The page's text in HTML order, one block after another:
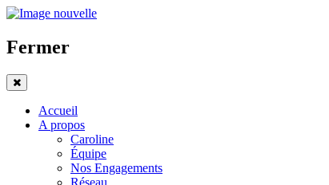
Fermer
Accueil
A propos
Caroline
Équipe
Nos Engagements
Réseau